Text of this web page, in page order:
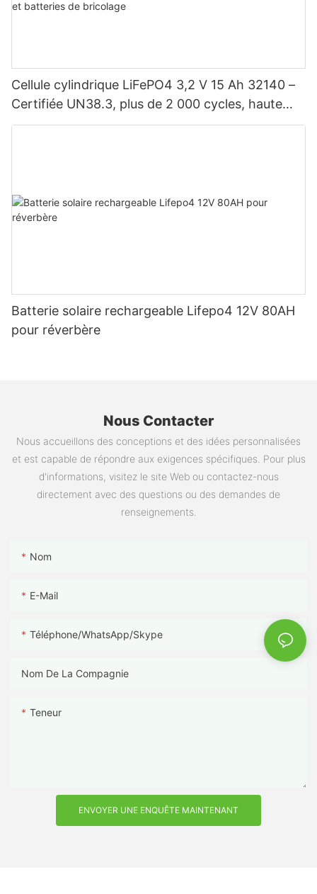
Cellule cylindrique LiFePO4 3,2 V 15 Ah 32140 –
Certifiée UN38.3, plus de 2 000 cycles, haute
puissance pour véhicules électriques, énergie
Batterie solaire rechargeable Lifepo4 12V 80AH
pour réverbère
Nous Contacter
Nous accueillons des conceptions et des idées personnalisées
et est capable de répondre aux exigences spécifiques. Pour plus
d'informations, visitez le site Web ou contactez-nous
directement avec des questions ou des demandes de
renseignements.
Nom
E-Mail
Téléphone/WhatsApp/Skype
Nom De La Compagnie
Teneur
ENVOYER UNE ENQUÊTE MAINTENANT